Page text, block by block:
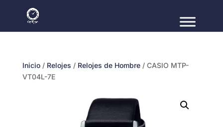
Inicio/ Relojes / Relojes de Hombre/ CASIO MTP-
VT04L-7E